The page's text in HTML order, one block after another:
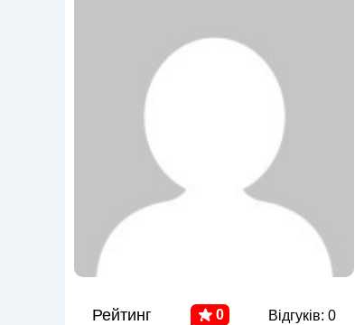
Рейтинг 0 Відгуків: 0